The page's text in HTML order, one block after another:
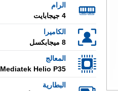
الرام
4 جيجابايت
الكاميرا
8 ميجابكسل
المعالج
Mediatek Helio P35
البطارية